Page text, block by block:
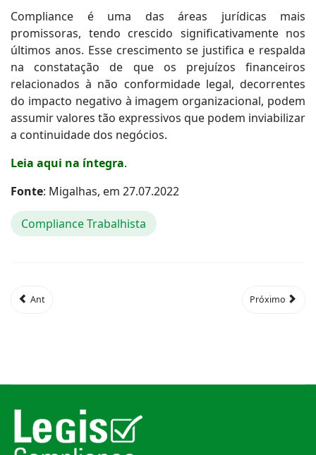
Compliance é uma das áreas jurídicas mais
promissoras, tendo crescido significativamente nos
últimos anos. Esse crescimento se justifica e respalda
na constatação de que os prejuízos financeiros
relacionados à não conformidade legal, decorrentes
do impacto negativo à imagem organizacional, podem
assumir valores tão expressivos que podem inviabilizar
a continuidade dos negócios.
Leia aqui na íntegra.
Fonte: Migalhas, em 27.07.2022
Compliance Trabalhista
Ant Próximo